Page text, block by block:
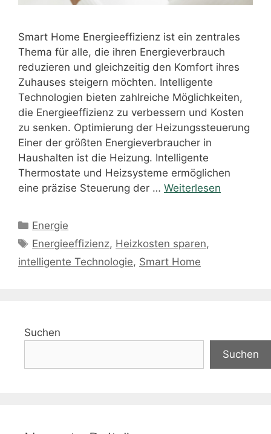
Smart Home Energieeffizienz ist ein zentrales
Thema für alle, die ihren Energieverbrauch
reduzieren und gleichzeitig den Komfort ihres
Zuhauses steigern möchten. Intelligente
Technologien bieten zahlreiche Möglichkeiten,
die Energieeffizienz zu verbessern und Kosten
zu senken. Optimierung der Heizungssteuerung
Einer der größten Energieverbraucher in
Haushalten ist die Heizung. Intelligente
Thermostate und Heizsysteme ermöglichen
eine präzise Steuerung der … Weiterlesen
Kategorien
Energie
Schlagwörter
Energieeffizienz, Heizkosten sparen,
intelligente Technologie, Smart Home
Suchen
Suchen